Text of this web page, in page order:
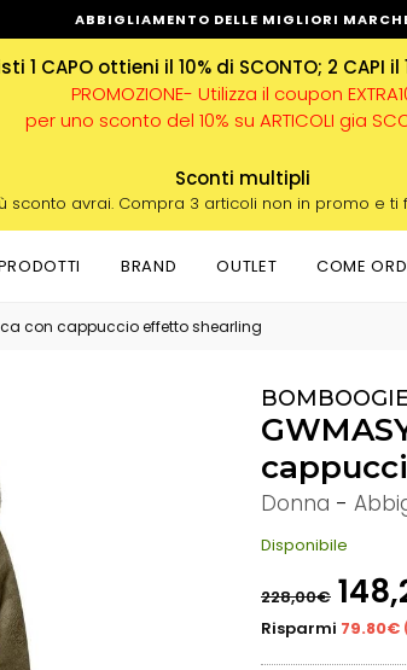
ABBIGLIAMENTO DELLE MIGLIORI
1 CAPO ottieni il 10% di SCONTO; 2 CAPI il
PROMOZIONE- Utilizza il coupon
per uno sconto del 10% su ARTICOLI gia
Sconti multipli
sconto avrai. Compra 3 articoli non in promo e
BRAND OUTLET COME
con cappuccio effetto shearling
BOMBOOGIE
Donna -
Disponibile
di
listino
228,00€
Risparmi 79.80€